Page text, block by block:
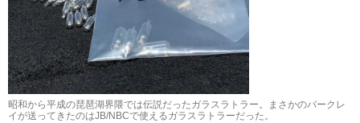
昭和から平成の琵琶湖界隈では伝説だったガラスラトラー。まさかのバークレ
イが送ってきたのはJB/NBCで使えるガラスラトラーだった。